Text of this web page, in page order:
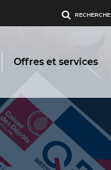
RECHERCHE
Offres et services